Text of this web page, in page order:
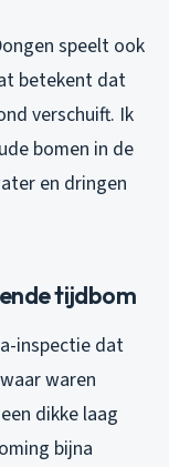
speelt ook
betekent dat
verschuift. Ik
bomen in de
en dringen
tijdbom
inspectie dat
waren
dikke laag
bijna